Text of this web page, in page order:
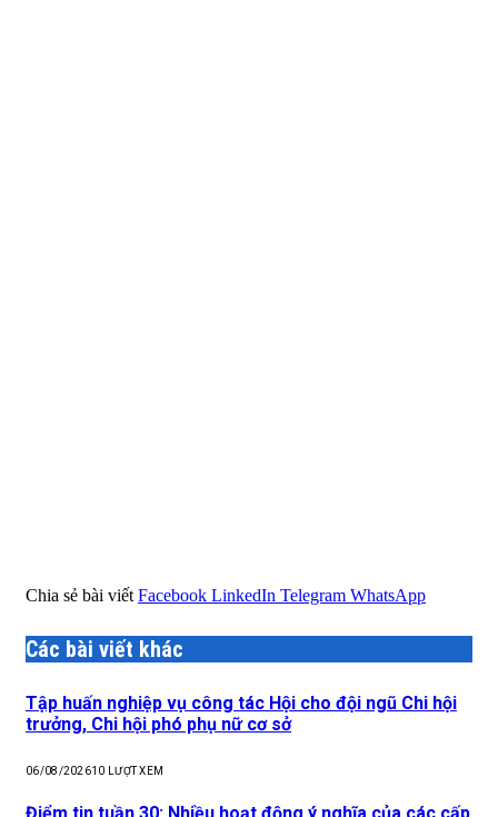
Chia sẻ bài viết Facebook LinkedIn Telegram WhatsApp
Các bài viết khác
Tập huấn nghiệp vụ công tác Hội cho đội ngũ Chi hội
trưởng, Chi hội phó phụ nữ cơ sở
06/08/202610 LƯỢT XEM